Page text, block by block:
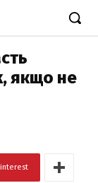
якщо не